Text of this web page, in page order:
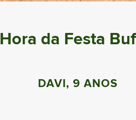
Hora da Festa
DAVI, 9 ANOS